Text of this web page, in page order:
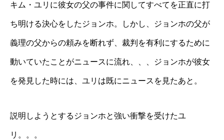
キム・ユリに彼女の父の事件に関してすべてを正直に打
ち明ける決心をしたジョンホ。しかし、ジョンホの父が
義理の父からの頼みを断れず、裁判を有利にするために
動いていたことがニュースに流れ、、、ジョンホが彼女
を発見した時には、ユリは既にニュースを見たあと。
説明しようとするジョンホと強い衝撃を受けたユ
リ。。。